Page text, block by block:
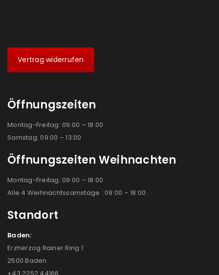
Vertrag widerrufen
Öffnungszeiten
Montag-Freitag: 09:00 – 18:00
Samstag: 09:00 – 13:00
Öffnungszeiten Weihnachten
Montag-Freitag: 09:00 – 18:00
Alle 4 Weihnachtssamstage : 09:00 – 18:00
Standort
Baden:
Erzherzog Rainer Ring 1
2500 Baden
+43 2252 44166